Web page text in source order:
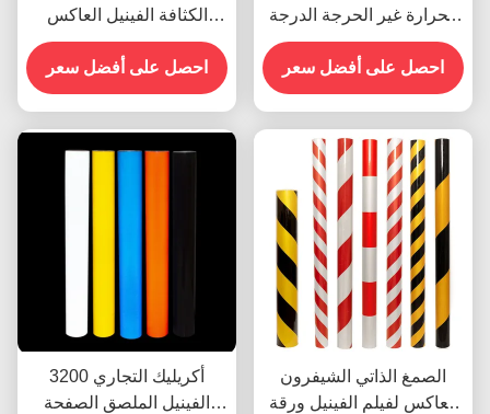
الكثافة الفينيل العاكس
لعلامات الشوارع
احصل على أفضل سعر
الحرارة غير الحرجة الدرجة
الهندسية OEM
احصل على أفضل سعر
3200 أكريليك التجاري
الفينيل الملصق الصفحة
الصمغ الذاتي الشيفرون
العاكس لفيلم الفينيل ورقة